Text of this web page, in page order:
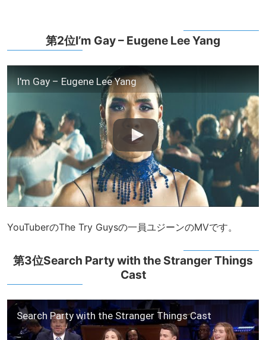
第2位I’m Gay – Eugene Lee Yang
I'm Gay – Eugene Lee Yang
YouTuberのThe Try Guysの一員ユジーンのMVです。
第3位Search Party with the Stranger Things
Cast
Search Party with the Stranger Things Cast